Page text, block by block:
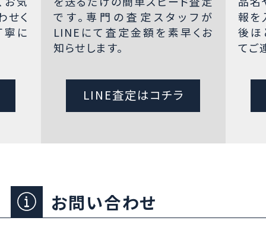
せく
寧に
です。専門の査定スタッフが
LINEにて査定金額を素早くお
知らせします。
LINE査定はコチラ
報を
後ほ
てご
お問い合わせ